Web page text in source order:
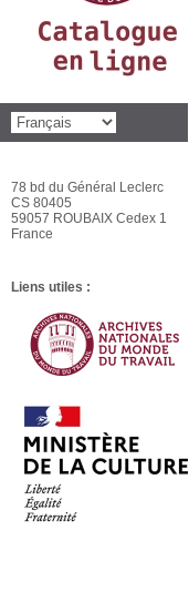
78 bd du Général Leclerc
CS 80405
59057 ROUBAIX Cedex 1
France
Liens utiles :